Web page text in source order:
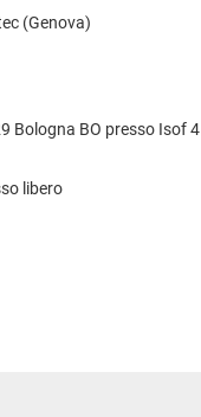
(Genova)
Bologna BO presso Isof 4
libero